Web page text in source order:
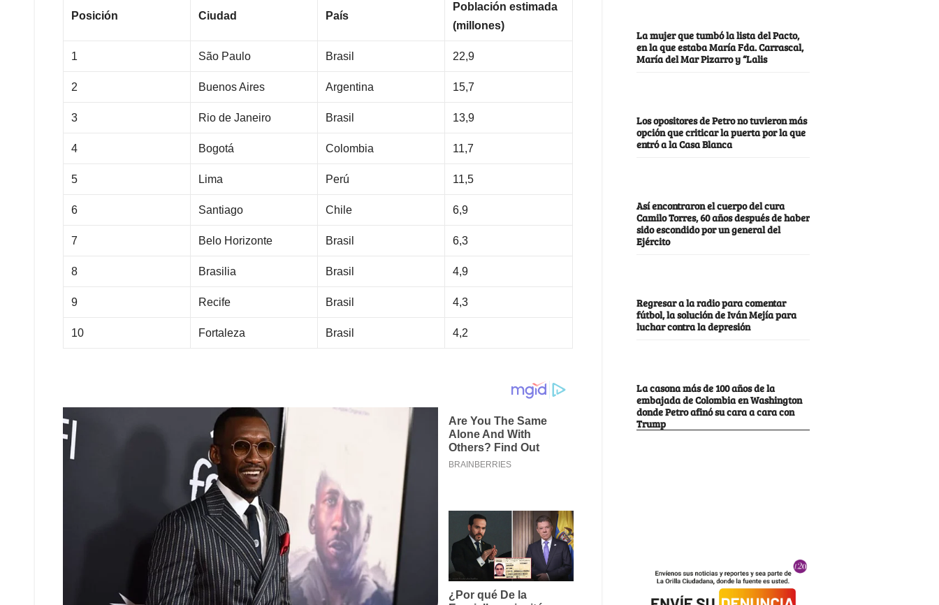
Posición Ciudad País
Población estimada
(millones)
1 São Paulo Brasil 22,9
2 Buenos Aires Argentina 15,7
3 Rio de Janeiro Brasil 13,9
4 Bogotá Colombia 11,7
5 Lima Perú 11,5
6 Santiago Chile 6,9
7 Belo Horizonte Brasil 6,3
8 Brasilia Brasil 4,9
9 Recife Brasil 4,3
10 Fortaleza Brasil 4,2
La mujer que tumbó la lista del Pacto,
en la que estaba María Fda. Carrascal,
María del Mar Pizarro y “Lalis
Los opositores de Petro no tuvieron más
opción que criticar la puerta por la que
entró a la Casa Blanca
Así encontraron el cuerpo del cura
Camilo Torres, 60 años después de haber
sido escondido por un general del
Ejército
Regresar a la radio para comentar
fútbol, la solución de Iván Mejía para
luchar contra la depresión
La casona más de 100 años de la
embajada de Colombia en Washington
donde Petro afinó su cara a cara con
Trump